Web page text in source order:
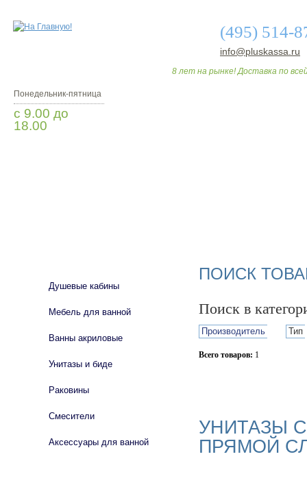
(495) 514-
info@pluskassa.ru
8 лет на рынке! Доставка по
Понедельник-пятница
с 9.00 до
18.00
ПОИСК
Поиск в
Производитель Тип
Всего товаров: 1
УНИТАЗЫ
ПРЯМОЙ
Душевые кабины
Мебель для ванной
Ванны акриловые
Унитазы и биде
Раковины
Смесители
Аксессуары для ванной